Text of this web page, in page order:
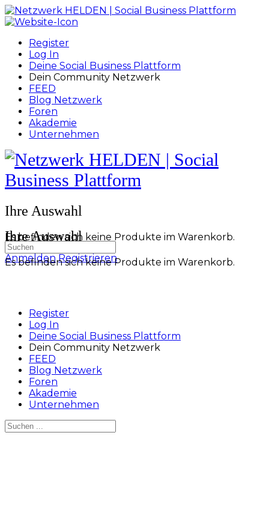
Toggle
Side
Register
Log In
Deine Social Business Plattform
Dein Community Netzwerk
FEED
Blog Netzwerk
Foren
Akademie
Unternehmen
Toggle
Side
Panel
More
options
Ihre Auswahl
Es befinden sich keine Produkte im Warenkorb.
Anmelden Registrieren
Ihre Auswahl
Es befinden sich keine Produkte im Warenkorb.
Suchen
nach:
Register
Log In
Deine Social Business Plattform
Dein Community Netzwerk
FEED
Blog Netzwerk
Foren
Akademie
Unternehmen
Suchen
nach: